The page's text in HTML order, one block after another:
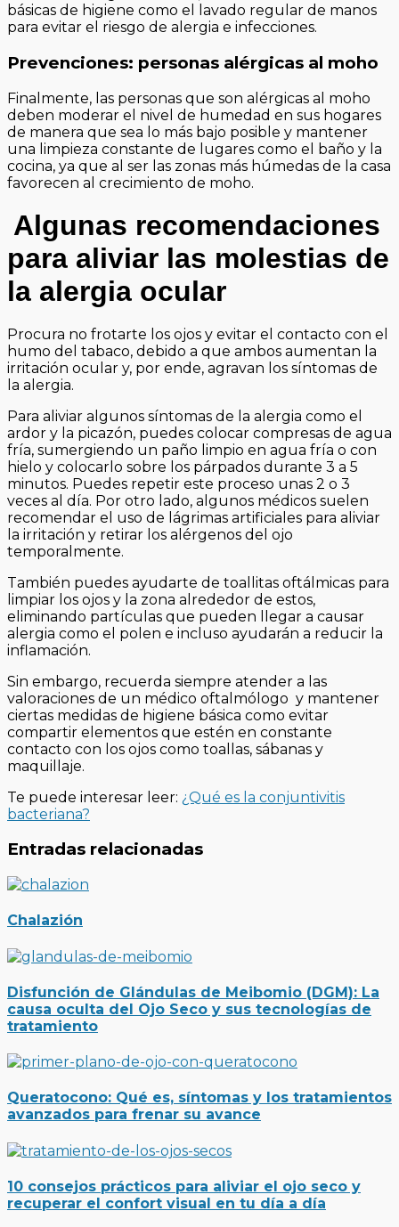
básicas de higiene como el lavado regular de manos
para evitar el riesgo de alergia e infecciones.
Prevenciones: personas alérgicas al moho
Finalmente, las personas que son alérgicas al moho
deben moderar el nivel de humedad en sus hogares
de manera que sea lo más bajo posible y mantener
una limpieza constante de lugares como el baño y la
cocina, ya que al ser las zonas más húmedas de la casa
favorecen al crecimiento de moho.
Algunas recomendaciones
para aliviar las molestias de
la alergia ocular
Procura no frotarte los ojos y evitar el contacto con el
humo del tabaco, debido a que ambos aumentan la
irritación ocular y, por ende, agravan los síntomas de
la alergia.
Para aliviar algunos síntomas de la alergia como el
ardor y la picazón, puedes colocar compresas de agua
fría, sumergiendo un paño limpio en agua fría o con
hielo y colocarlo sobre los párpados durante 3 a 5
minutos. Puedes repetir este proceso unas 2 o 3
veces al día. Por otro lado, algunos médicos suelen
recomendar el uso de lágrimas artificiales para aliviar
la irritación y retirar los alérgenos del ojo
temporalmente.
También puedes ayudarte de toallitas oftálmicas para
limpiar los ojos y la zona alrededor de estos,
eliminando partículas que pueden llegar a causar
alergia como el polen e incluso ayudarán a reducir la
inflamación.
Sin embargo, recuerda siempre atender a las
valoraciones de un médico oftalmólogo y mantener
ciertas medidas de higiene básica como evitar
compartir elementos que estén en constante
contacto con los ojos como toallas, sábanas y
maquillaje.
Te puede interesar leer: ¿Qué es la conjuntivitis
bacteriana?
Entradas relacionadas
Chalazión
Disfunción de Glándulas de Meibomio (DGM): La
causa oculta del Ojo Seco y sus tecnologías de
tratamiento
Queratocono: Qué es, síntomas y los tratamientos
avanzados para frenar su avance
10 consejos prácticos para aliviar el ojo seco y
recuperar el confort visual en tu día a día